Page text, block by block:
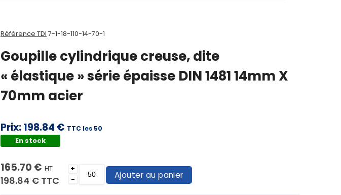
Référence TDI 7-1-18-110-14-70-1
Goupille cylindrique creuse, dite
« élastique » série épaisse DIN 1481 14mm X
70mm acier
Prix:198.84 € TTC les 50
En stock
165.70 € HT
198.84 € TTC
+
-
Ajouter au panier